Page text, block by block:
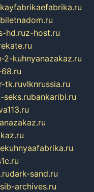
biletnadom.ru
hd.ruz-host.ru
2-kuhnyanazakaz.ru
tk.ruvlknrussia.ru
seks.rubankaribi.ru
dark-sand.ru
sib-archives.ru